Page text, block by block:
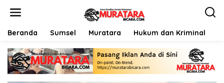
Beranda Sumsel Muratara Hukum dan Kriminal